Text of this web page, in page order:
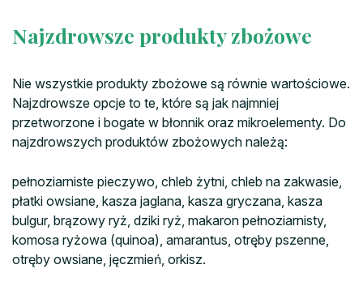
Najzdrowsze produkty zbożowe
Nie wszystkie produkty zbożowe są równie wartościowe.
Najzdrowsze opcje to te, które są jak najmniej
przetworzone i bogate w błonnik oraz mikroelementy. Do
najzdrowszych produktów zbożowych należą:
pełnoziarniste pieczywo, chleb żytni, chleb na zakwasie,
płatki owsiane, kasza jaglana, kasza gryczana, kasza
bulgur, brązowy ryż, dziki ryż, makaron pełnoziarnisty,
komosa ryżowa (quinoa), amarantus, otręby pszenne,
otręby owsiane, jęczmień, orkisz.